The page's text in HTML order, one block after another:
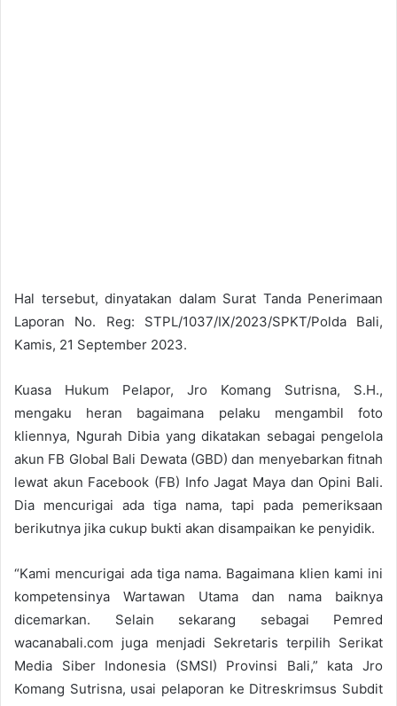
Hal tersebut, dinyatakan dalam Surat Tanda Penerimaan
Laporan No. Reg: STPL/1037/IX/2023/SPKT/Polda Bali,
Kamis, 21 September 2023.
Kuasa Hukum Pelapor, Jro Komang Sutrisna, S.H.,
mengaku heran bagaimana pelaku mengambil foto
kliennya, Ngurah Dibia yang dikatakan sebagai pengelola
akun FB Global Bali Dewata (GBD) dan menyebarkan fitnah
lewat akun Facebook (FB) Info Jagat Maya dan Opini Bali.
Dia mencurigai ada tiga nama, tapi pada pemeriksaan
berikutnya jika cukup bukti akan disampaikan ke penyidik.
“Kami mencurigai ada tiga nama. Bagaimana klien kami ini
kompetensinya Wartawan Utama dan nama baiknya
dicemarkan. Selain sekarang sebagai Pemred
wacanabali.com juga menjadi Sekretaris terpilih Serikat
Media Siber Indonesia (SMSI) Provinsi Bali,” kata Jro
Komang Sutrisna, usai pelaporan ke Ditreskrimsus Subdit